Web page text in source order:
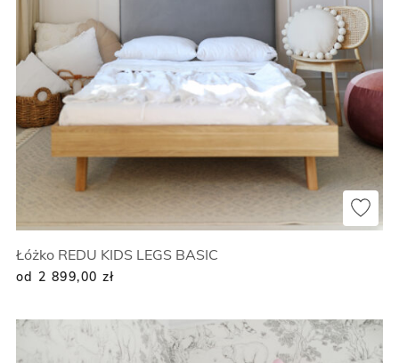
Łóżko REDU KIDS LEGS BASIC
od 2 899,00 zł